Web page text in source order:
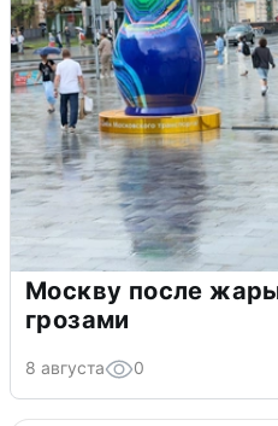
Москву после
грозами
8 августа 0